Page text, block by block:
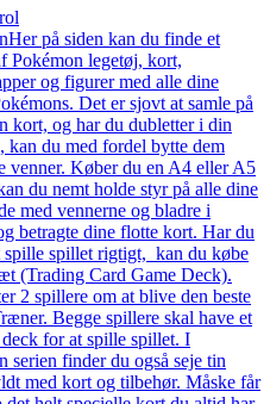
Her på siden kan du finde et
Pokémon legetøj, kort,
og figurer med alle dine
Det er sjovt at samle på
kort, og har du dubletter i din
kan du med fordel bytte dem
venner. Køber du en A4 eller A5
du nemt holde styr på alle dine
med vennerne og bladre i
betragte dine flotte kort. Har du
spille spillet rigtigt, kan du købe
(Trading Card Game Deck).
2 spillere om at blive den beste
Begge spillere skal have et
for at spille spillet. I
serien finder du også seje tin
med kort og tilbehør. Måske får